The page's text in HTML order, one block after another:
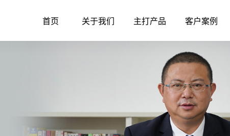
首页 关于我们 主打产品 客户案例